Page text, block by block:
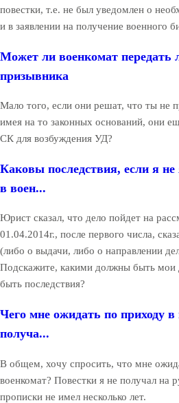
повестки, т.е. не был уведомлен о
и в заявлении на получение военного
Может ли военкомат передать
призывника
Мало того, если они решат, что ты не
имея на то законных оснований, они
СК для возбуждения УД?
Каковы последствия, если я
в воен...
Юрист сказал, что дело пойдет на
01.04.2014г., после первого числа,
(либо о выдачи, либо о направлении
Подскажите, какими должны быть мои
быть последствия?
Чего мне ожидать по приходу в
получа...
В общем, хочу спросить, что мне
военкомат? Повестки я не получал на
прописки не имел несколько лет.